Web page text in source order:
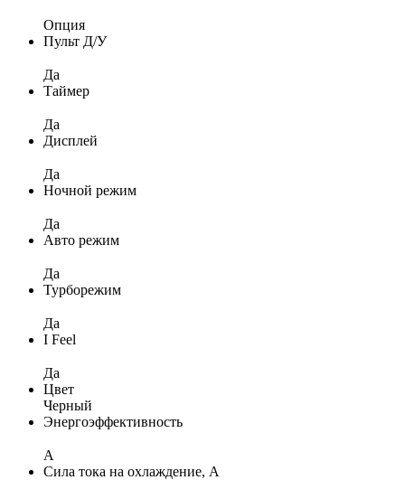
Опция
Пульт Д/У
Да
Таймер
Да
Дисплей
Да
Ночной режим
Да
Авто режим
Да
Турборежим
Да
I Feel
Да
Цвет
Черный
Энергоэффективность
A
Сила тока на охлаждение, А